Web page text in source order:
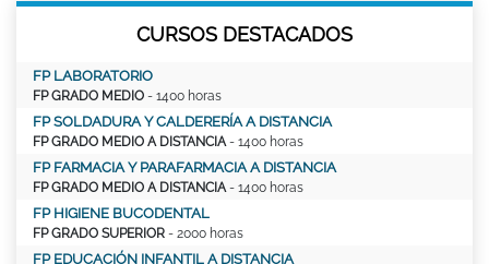
CURSOS DESTACADOS
FP LABORATORIO
FP GRADO MEDIO - 1400 horas
FP SOLDADURA Y CALDERERÍA A DISTANCIA
FP GRADO MEDIO A DISTANCIA - 1400 horas
FP FARMACIA Y PARAFARMACIA A DISTANCIA
FP GRADO MEDIO A DISTANCIA - 1400 horas
FP HIGIENE BUCODENTAL
FP GRADO SUPERIOR - 2000 horas
FP EDUCACIÓN INFANTIL A DISTANCIA